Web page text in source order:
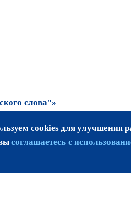
слова"»
cookies для улучшения
соглашаетесь с